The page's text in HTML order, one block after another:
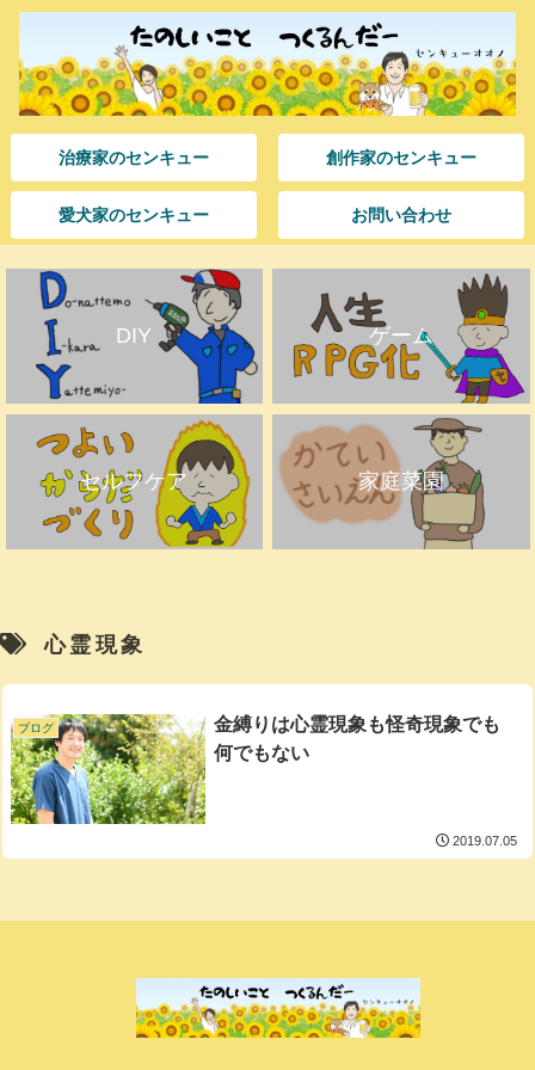
治療家のセンキュー 創作家のセンキュー
愛犬家のセンキュー お問い合わせ
DIY ゲーム
セルフケア 家庭菜園
心霊現象
ブログ
金縛りは心霊現象も怪奇現象でも
何でもない
2019.07.05